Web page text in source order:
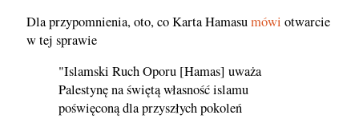
Dla przypomnienia, oto, co Karta Hamasumówi otwarcie
w tej sprawie
"Islamski Ruch Oporu [Hamas] uważa
Palestynę na świętą własność islamu
poświęconą dla przyszłych pokoleń